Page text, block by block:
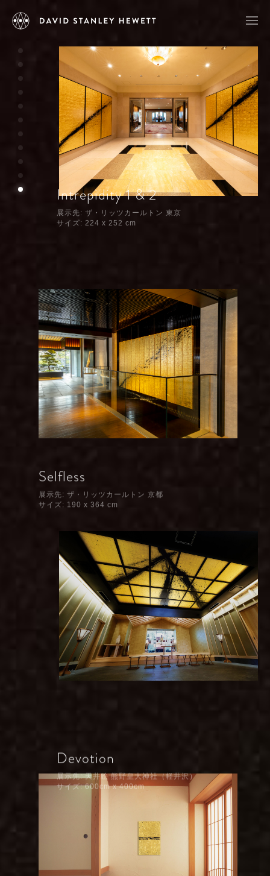
Intrepidity 1 & 2
展示先: ザ・リッツカールトン 東京
サイズ: 224 x 252 cm
Selfless
展示先: ザ・リッツカールトン 京都
サイズ: 190 x 364 cm
Devotion
展示先: 天井絵 熊野皇大神社（軽井沢）
サイズ: 600cm x 400cm